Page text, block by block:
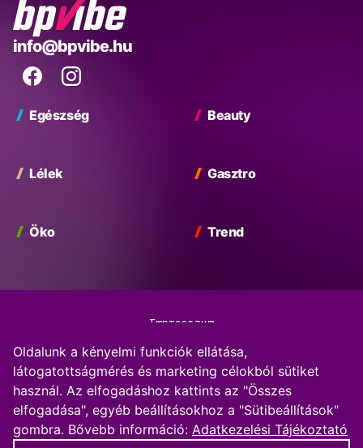
BP
Vibe
info@bpvibe.hu
Egészség Beauty
Lélek Gasztro
Öko Trend
Impresszum
Adatkezelési Tájékoztató
Kommentkezelési szabályzat
Sütibeállítások
Oldalunk a kényelmi funkciók ellátása,
látogatottságmérés és marketing célokból sütiket
használ. Az elfogadáshoz kattints az "Összes
elfogadása", egyéb beállításokhoz a "Sütibeállítások"
gombra. Bővebb információ: Adatkezelési Tájékoztató